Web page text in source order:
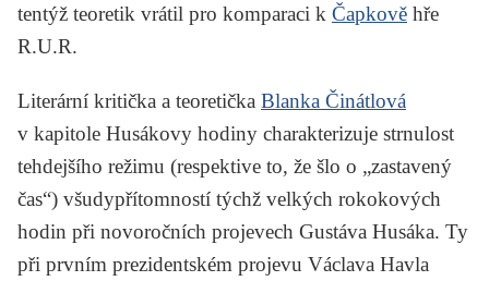
tentýž teoretik vrátil pro komparaci k Čapkově hře
R.U.R.
Literární kritička a teoretička Blanka Činátlová
v kapitole Husákovy hodiny charakterizuje strnulost
tehdejšího režimu (respektive to, že šlo o „zastavený
čas“) všudypřítomností týchž velkých rokokových
hodin při novoročních projevech Gustáva Husáka. Ty
při prvním prezidentském projevu Václava Havla